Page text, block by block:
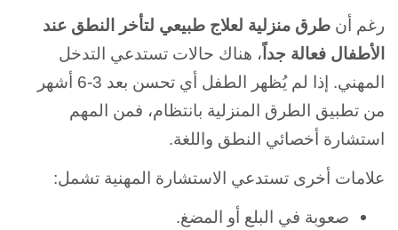
رغم أن طرق منزلية لعلاج طبيعي لتأخر النطق عند
الأطفال فعالة جداً ، هناك حالات تستدعي التدخل
المهني. إذا لم يُظهر الطفل أي تحسن بعد 3-6 أشهر
من تطبيق الطرق المنزلية بانتظام، فمن المهم
استشارة أخصائي النطق واللغة.
علامات أخرى تستدعي الاستشارة المهنية تشمل:
صعوبة في البلع أو المضغ.